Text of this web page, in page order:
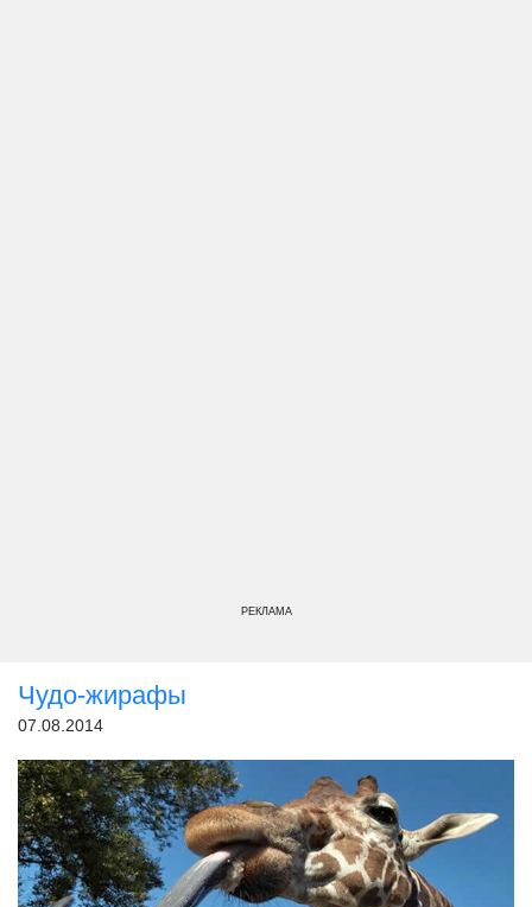
РЕКЛАМА
Чудо-жирафы
07.08.2014